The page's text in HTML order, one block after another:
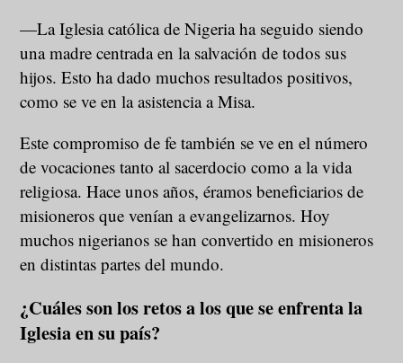
—La Iglesia católica de Nigeria ha seguido siendo
una madre centrada en la salvación de todos sus
hijos. Esto ha dado muchos resultados positivos,
como se ve en la asistencia a Misa.
Este compromiso de fe también se ve en el número
de vocaciones tanto al sacerdocio como a la vida
religiosa. Hace unos años, éramos beneficiarios de
misioneros que venían a evangelizarnos. Hoy
muchos nigerianos se han convertido en misioneros
en distintas partes del mundo.
¿Cuáles son los retos a los que se enfrenta la
Iglesia en su país?